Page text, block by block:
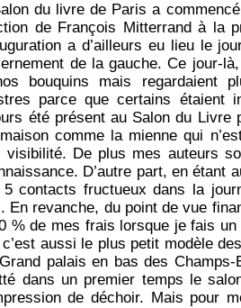
du livre de Paris a
de François Mitterrand à la
a d’ailleurs eu lieu le
de la gauche. Ce jour-
bouquins mais regardaient
parce que certains étaient
été présent au Salon du Livre
comme la mienne qui
visibilité. De plus mes auteurs
D’autre part, en étant
contacts fructueux dans la
revanche, du point de vue
% de mes frais lorsque je fais un
aussi le plus petit modèle
palais en bas des Champs-
dans un premier temps le
de déchoir. Mais pour